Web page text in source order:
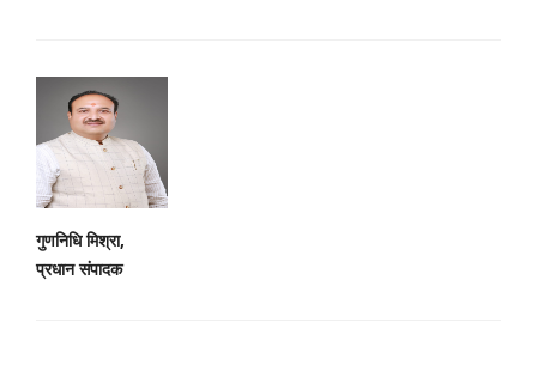
गुणनिधि मिश्रा,
प्रधान संपादक